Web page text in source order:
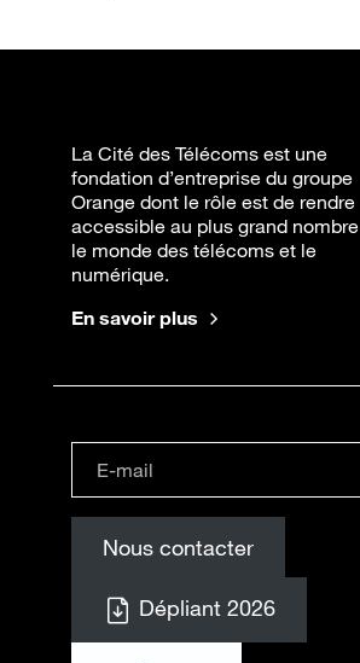
La Cité des Télécoms est une
fondation d’entreprise du groupe
Orange dont le rôle est de rendre
accessible au plus grand nombre
le monde des télécoms et le
numérique.
En savoir plus
Nous contacter
Dépliant 2026